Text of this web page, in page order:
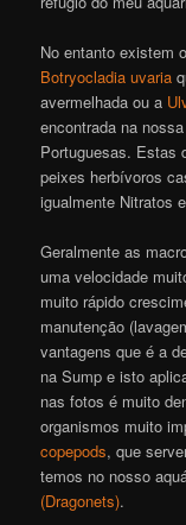
No entanto existem
Botryocladia uvaria
avermelhada ou a
encontrada na
Portuguesas. Estas
peixes herbívoros
igualmente Nitratos
Geralmente as
uma velocidade
muito rápido
manutenção
vantagens que é a
na Sump e isto
nas fotos é muito
organismos muito
copepods, que
temos no nosso
(Dragonets).